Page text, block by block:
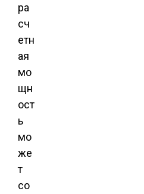
ра
сч
етн
ая
мо
щн
ост
ь
мо
же
т
со